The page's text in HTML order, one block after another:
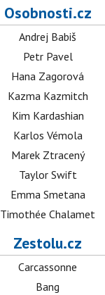
Osobnosti.cz
Andrej Babiš
Petr Pavel
Hana Zagorová
Kazma Kazmitch
Kim Kardashian
Karlos Vémola
Marek Ztracený
Taylor Swift
Emma Smetana
Timothée Chalamet
Zestolu.cz
Carcassonne
Bang